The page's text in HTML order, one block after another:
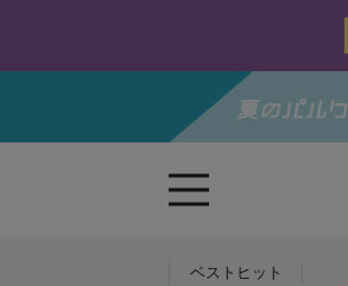
ベストヒット